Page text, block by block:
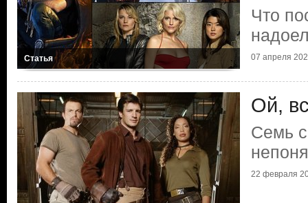
Статья
Что
07 апреля
Ой,
Семь
22 февраля